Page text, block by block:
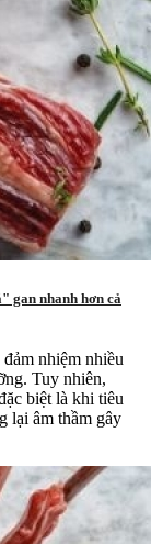
gan nhanh hơn cả
nhiệm nhiều
Tuy nhiên,
biệt là khi tiêu
lại âm thầm gây